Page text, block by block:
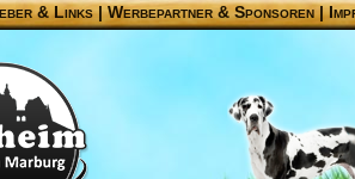
& Links|Werbepartner & Sponsoren|